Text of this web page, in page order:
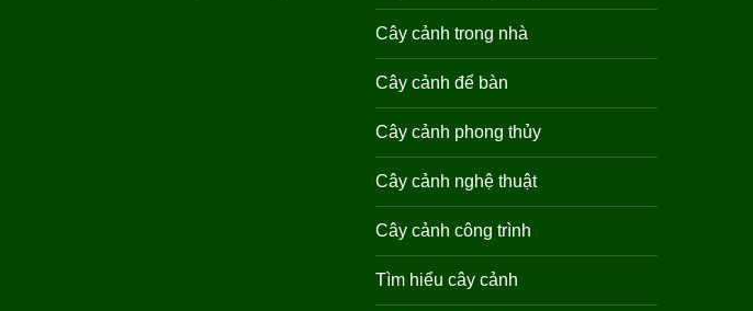
Cây cảnh trong nhà
Cây cảnh để bàn
Cây cảnh phong thủy
Cây cảnh nghệ thuật
Cây cảnh công trình
Tìm hiểu cây cảnh